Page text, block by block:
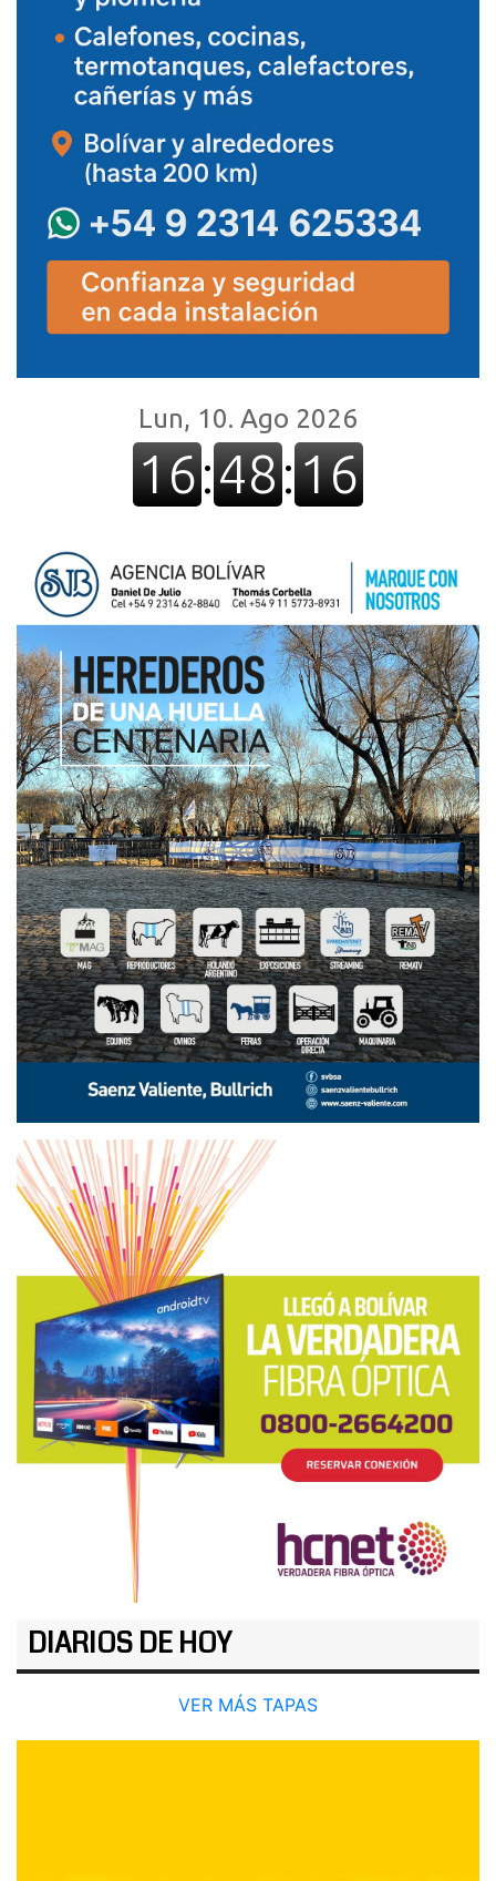
DIARIOS DE HOY
VER MÁS TAPAS